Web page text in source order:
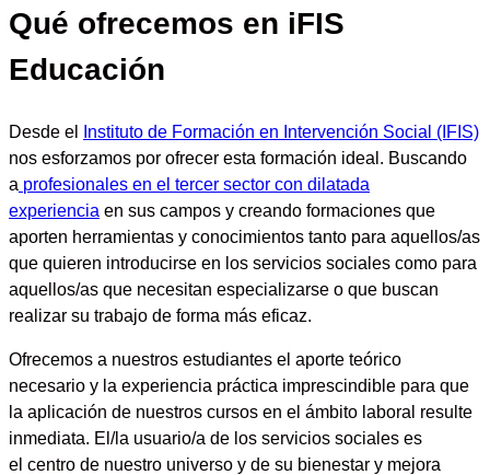
Qué ofrecemos en iFIS
Educación
Desde el Instituto de Formación en Intervención Social (IFIS)
nos esforzamos por ofrecer esta formación ideal. Buscando
a profesionales en el tercer sector con dilatada
experiencia en sus campos y creando formaciones que
aporten herramientas y conocimientos tanto para aquellos/as
que quieren introducirse en los servicios sociales como para
aquellos/as que necesitan especializarse o que buscan
realizar su trabajo de forma más eficaz.
Ofrecemos a nuestros estudiantes el aporte teórico
necesario y la experiencia práctica imprescindible para que
la aplicación de nuestros cursos en el ámbito laboral resulte
inmediata. El/la usuario/a de los servicios sociales es
el centro de nuestro universo y de su bienestar y mejora